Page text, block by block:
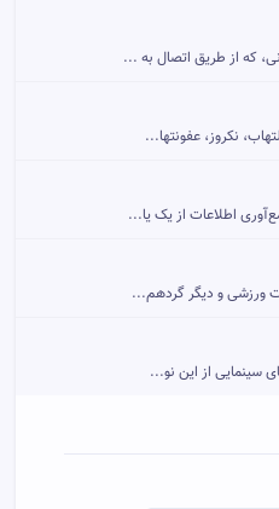
که از طریق اتصال به ...
نکروز، عفونتها...
ورزشی و دیگر گردهم...
سینمایی از این نو...